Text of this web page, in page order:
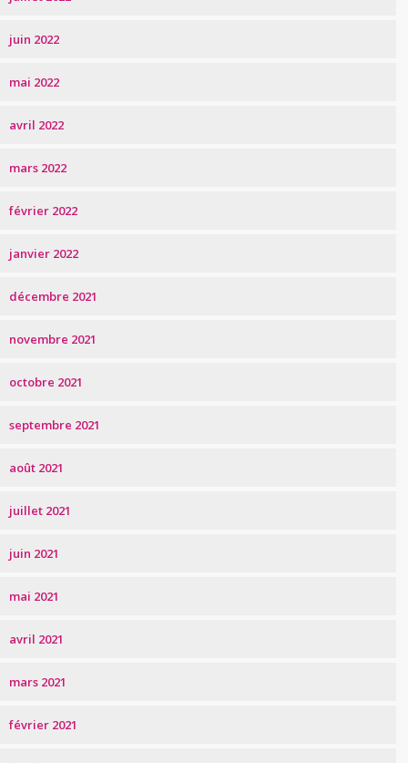
juin 2022
mai 2022
avril 2022
mars 2022
février 2022
janvier 2022
décembre 2021
novembre 2021
octobre 2021
septembre 2021
août 2021
juillet 2021
juin 2021
mai 2021
avril 2021
mars 2021
février 2021